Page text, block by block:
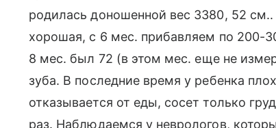
родилась доношенной вес 3380, 52
хорошая, с 6 мес. прибавляем по 200-
8 мес. был 72 (в этом мес. еще не
зуба. В последние время у ребенка
отказывается от еды, сосет только
раз. Наблюдаемся у неврологов,